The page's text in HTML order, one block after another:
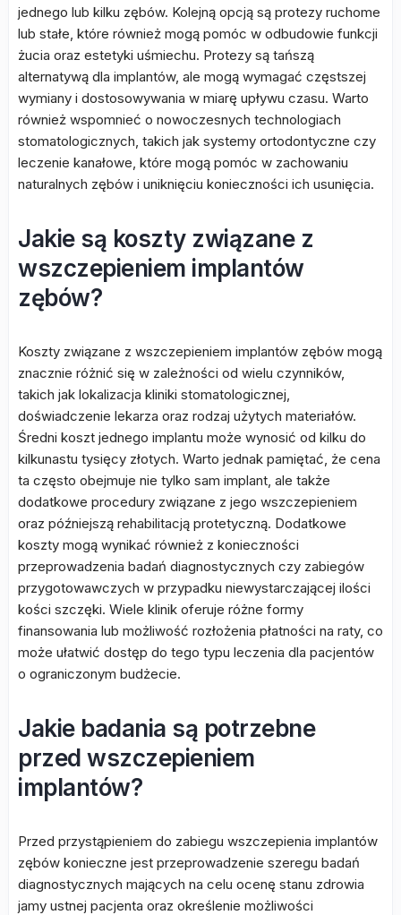
jednego lub kilku zębów. Kolejną opcją są protezy ruchome
lub stałe, które również mogą pomóc w odbudowie funkcji
żucia oraz estetyki uśmiechu. Protezy są tańszą
alternatywą dla implantów, ale mogą wymagać częstszej
wymiany i dostosowywania w miarę upływu czasu. Warto
również wspomnieć o nowoczesnych technologiach
stomatologicznych, takich jak systemy ortodontyczne czy
leczenie kanałowe, które mogą pomóc w zachowaniu
naturalnych zębów i uniknięciu konieczności ich usunięcia.
Jakie są koszty związane z
wszczepieniem implantów
zębów?
Koszty związane z wszczepieniem implantów zębów mogą
znacznie różnić się w zależności od wielu czynników,
takich jak lokalizacja kliniki stomatologicznej,
doświadczenie lekarza oraz rodzaj użytych materiałów.
Średni koszt jednego implantu może wynosić od kilku do
kilkunastu tysięcy złotych. Warto jednak pamiętać, że cena
ta często obejmuje nie tylko sam implant, ale także
dodatkowe procedury związane z jego wszczepieniem
oraz późniejszą rehabilitacją protetyczną. Dodatkowe
koszty mogą wynikać również z konieczności
przeprowadzenia badań diagnostycznych czy zabiegów
przygotowawczych w przypadku niewystarczającej ilości
kości szczęki. Wiele klinik oferuje różne formy
finansowania lub możliwość rozłożenia płatności na raty, co
może ułatwić dostęp do tego typu leczenia dla pacjentów
o ograniczonym budżecie.
Jakie badania są potrzebne
przed wszczepieniem
implantów?
Przed przystąpieniem do zabiegu wszczepienia implantów
zębów konieczne jest przeprowadzenie szeregu badań
diagnostycznych mających na celu ocenę stanu zdrowia
jamy ustnej pacjenta oraz określenie możliwości